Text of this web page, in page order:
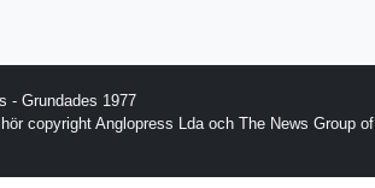
- Grundades 1977
copyright Anglopress Lda och The News Group of